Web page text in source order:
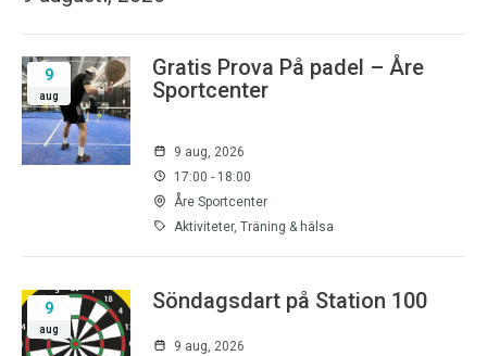
9
aug
Gratis Prova På padel – Åre
Sportcenter
9 aug, 2026
17:00 - 18:00
Åre Sportcenter
Aktiviteter, Träning & hälsa
9
aug
Söndagsdart på Station 100
9 aug, 2026